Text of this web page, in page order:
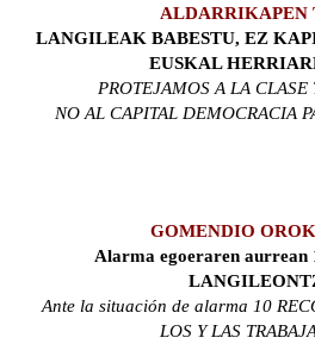
ALDARRIKAPEN
LANGILEAK BABESTU, EZ
EUSKAL
PROTEJAMOS A LA CLASE
NO AL CAPITAL DEMOCRACIA
GOMENDIO
Alarma egoeraren aurrean
Ante la situación de alarma 10
LOS Y LAS